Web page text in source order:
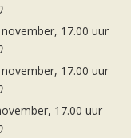
17.00 uur
17.00 uur
17.00 uur